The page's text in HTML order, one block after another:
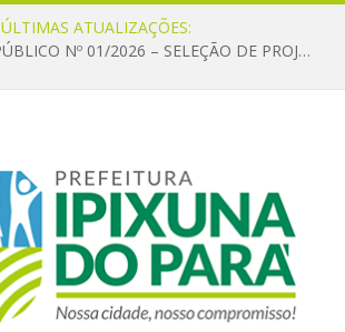
ÚLTIMAS ATUALIZAÇÕES:
CHAMAMENTO PÚBLICO Nº 01/2026 – SELEÇÃO DE PROJETOS PARA FIRMAR TERMO DE EXECUÇÃO CULTURAL COM RECURSOS DA POLÍTICA NACIONAL ALDIR BLANC DE FOMENTO À CULTURA – PNAB (LEI Nº 14.399/2022)